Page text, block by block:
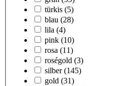
türkis (5)
blau (28)
lila (4)
pink (10)
rosa (11)
roségold (3)
silber (145)
gold (31)